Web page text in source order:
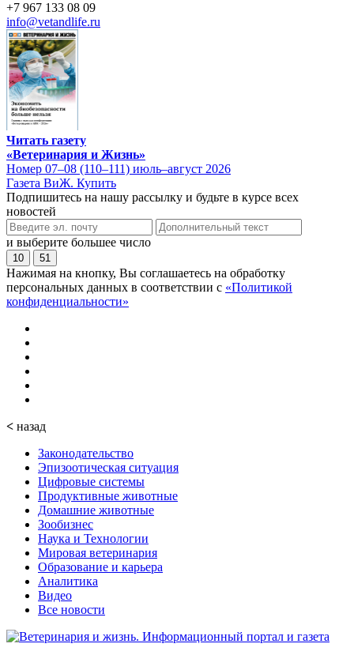
+7 967 133 08 09
info@vetandlife.ru
Читать газету
«Ветеринария и Жизнь»
Номер 07–08 (110–111) июль–август 2026
Газета ВиЖ. Купить
Подпишитесь на нашу рассылку и будьте в курсе всех
новостей
и выберите большее число
10 51
Нажимая на кнопку, Вы соглашаетесь на обработку
персональных данных в соответствии с «Политикой
конфиденциальности»
< назад
Законодательство
Эпизоотическая ситуация
Цифровые системы
Продуктивные животные
Домашние животные
Зообизнес
Наука и Технологии
Мировая ветеринария
Образование и карьера
Аналитика
Видео
Все новости